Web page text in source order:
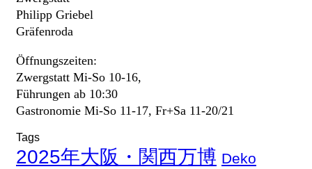
Philipp Griebel
Gräfenroda
Öffnungszeiten:
Zwergstatt Mi-So 10-16,
Führungen ab 10:30
Gastronomie Mi-So 11-17, Fr+Sa 11-20/21
Tags
2025年大阪・関西万博 Deko